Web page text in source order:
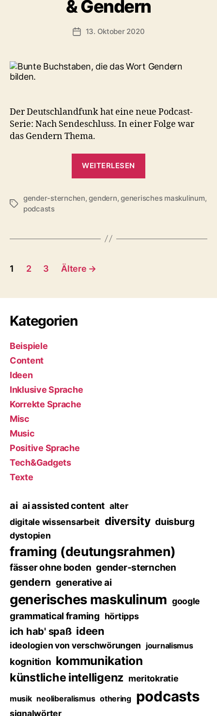
& Gendern
Veröffentlichungsdatum
13. Oktober 2020
Der Deutschlandfunk hat eine neue Podcast-
Serie: Nach Sendeschluss. In einer Folge war
das Gendern Thema.
WEITERLESEN
Gendern“
Schlagwörter
gender-sternchen,gendern,generisches maskulinum,
podcasts
Seitennummerierung
Beiträge
1 2 3 Ältere →
Kategorien
Beispiele
Content
Ideen
Inklusive Sprache
Korrekte Sprache
Misc
Music
Positive Sprache
Tech&Gadgets
Texte
ai ai assisted content alter
digitale wissensarbeit diversity duisburg
dystopien
framing (deutungsrahmen)
fässer ohne boden gender-sternchen
gendern generative ai
generisches maskulinum google
grammatical framing hörtipps
ich hab' spaß ideen
ideologien von verschwörungen journalismus
kognition kommunikation
künstliche intelligenz meritokratie
musik neoliberalismus othering podcasts
signalwörter